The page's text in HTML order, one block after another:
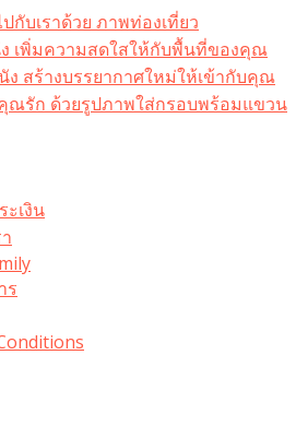
กับเราด้วย ภาพท่องเที่ยว
เพิ่มความสดใสให้กับพื้นที่ของคุณ
ง สร้างบรรยากาศใหม่ให้เข้ากับคุณ
ณรัก ด้วยรูปภาพใส่กรอบพร้อมแขวน​
เงิน
ร